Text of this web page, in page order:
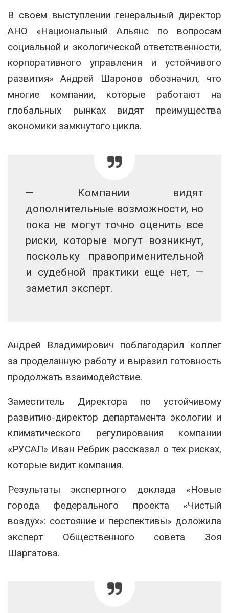
В своем выступлении генеральный директор
АНО «Национальный Альянс по вопросам
социальной и экологической ответственности,
корпоративного управления и устойчивого
развития» Андрей Шаронов обозначил, что
многие компании, которые работают на
глобальных рынках видят преимущества
экономики замкнутого цикла.
— Компании видят
дополнительные возможности, но
пока не могут точно оценить все
риски, которые могут возникнут,
поскольку правоприменительной
и судебной практики еще нет, —
заметил эксперт.
Андрей Владимирович поблагодарил коллег
за проделанную работу и выразил готовность
продолжать взаимодействие.
Заместитель Директора по устойчивому
развитию-директор департамента экологии и
климатического регулирования компании
«РУСАЛ» Иван Ребрик рассказал о тех рисках,
которые видит компания.
Результаты экспертного доклада «Новые
города федерального проекта «Чистый
воздух»: состояние и перспективы» доложила
эксперт Общественного совета Зоя
Шаргатова.